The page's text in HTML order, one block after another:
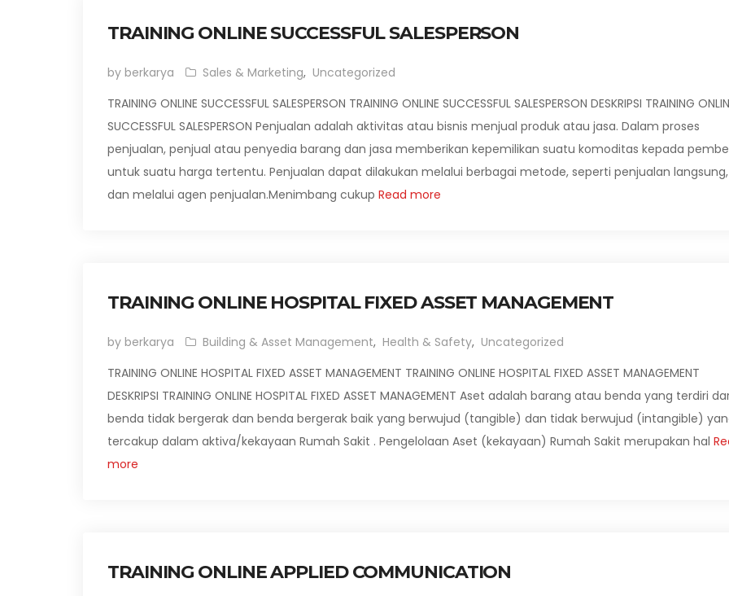
TRAINING ONLINE SUCCESSFUL SALESPERSON
by berkarya Sales & Marketing, Uncategorized
TRAINING ONLINE SUCCESSFUL SALESPERSON TRAINING ONLINE SUCCESSFUL SALESPERSON DESKRIPSI TRAINING
SUCCESSFUL SALESPERSON Penjualan adalah aktivitas atau bisnis menjual produk atau jasa. Dalam proses
penjualan, penjual atau penyedia barang dan jasa memberikan kepemilikan suatu komoditas kepada
untuk suatu harga tertentu. Penjualan dapat dilakukan melalui berbagai metode, seperti penjualan langsung,
dan melalui agen penjualan.Menimbang cukup Read more
TRAINING ONLINE HOSPITAL FIXED ASSET MANAGEMENT
by berkarya Building & Asset Management, Health & Safety, Uncategorized
TRAINING ONLINE HOSPITAL FIXED ASSET MANAGEMENT TRAINING ONLINE HOSPITAL FIXED ASSET MANAGEMENT
DESKRIPSI TRAINING ONLINE HOSPITAL FIXED ASSET MANAGEMENT Aset adalah barang atau benda yang terdiri
benda tidak bergerak dan benda bergerak baik yang berwujud (tangible) dan tidak berwujud (intangible)
tercakup dalam aktiva/kekayaan Rumah Sakit . Pengelolaan Aset (kekayaan) Rumah Sakit merupakan hal
more
TRAINING ONLINE APPLIED COMMUNICATION